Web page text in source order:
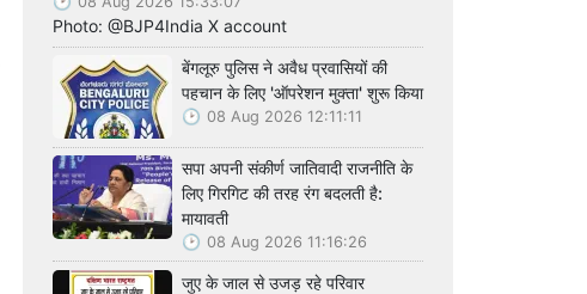
Photo: @BJP4India X account
बेंगलूरु पुलिस ने अवैध प्रवासियों की
पहचान के लिए 'ऑपरेशन मुक्ता' शुरू किया
08 Aug 2026 12:11:11
सपा अपनी संकीर्ण जातिवादी राजनीति के
लिए गिरगिट की तरह रंग बदलती है:
मायावती
08 Aug 2026 11:16:26
जुए के जाल से उजड़ रहे परिवार